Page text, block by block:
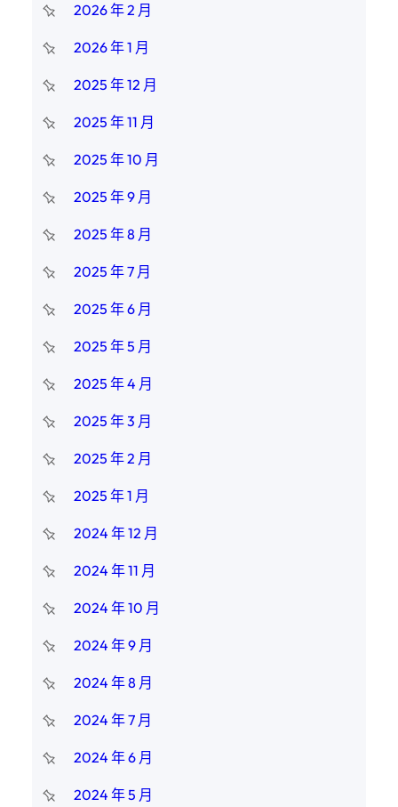
2026 年 2 月
2026 年 1 月
2025 年 12 月
2025 年 11 月
2025 年 10 月
2025 年 9 月
2025 年 8 月
2025 年 7 月
2025 年 6 月
2025 年 5 月
2025 年 4 月
2025 年 3 月
2025 年 2 月
2025 年 1 月
2024 年 12 月
2024 年 11 月
2024 年 10 月
2024 年 9 月
2024 年 8 月
2024 年 7 月
2024 年 6 月
2024 年 5 月